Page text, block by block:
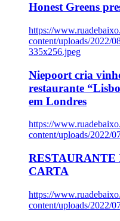
Honest Greens
https://
content/uploads/2022/
335x256.jpeg
Niepoort cria
restaurante
em Londres
https://
content/uploads/2022/
RESTAURANTE
CARTA
https://
content/uploads/2022/